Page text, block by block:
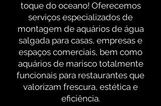
toque do oceano! Oferecemos
serviços especializados de
montagem de aquários de água
salgada para casas, empresas e
espaços comerciais, bem como
aquários de marisco totalmente
funcionais para restaurantes que
valorizam frescura, estética e
eficiência.